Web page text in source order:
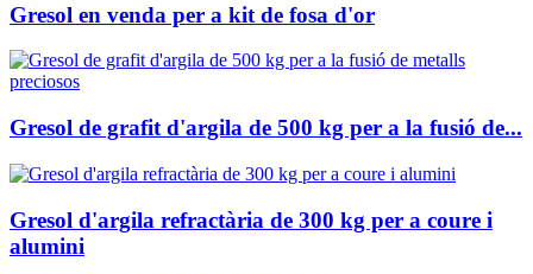
Gresol en venda per a kit de fosa d'or
Gresol de grafit d'argila de 500 kg per a la fusió de...
Gresol d'argila refractària de 300 kg per a coure i
alumini